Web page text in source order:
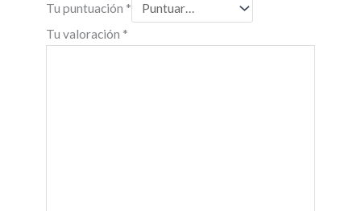
Tu puntuación *
Tu valoración *